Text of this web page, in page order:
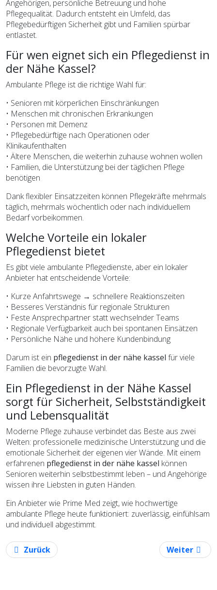
Angehörigen, persönliche Betreuung und hohe
Pflegequalität. Dadurch entsteht ein Umfeld, das
Pflegebedürftigen Sicherheit gibt und Familien spürbar
entlastet.
Für wen eignet sich ein Pflegedienst in
der Nähe Kassel?
Ambulante Pflege ist die richtige Wahl für:
• Senioren mit körperlichen Einschränkungen
• Menschen mit chronischen Erkrankungen
• Personen mit Demenz
• Pflegebedürftige nach Operationen oder
Klinikaufenthalten
• Ältere Menschen, die weiterhin zuhause wohnen wollen
• Familien, die Unterstützung bei der täglichen Pflege
benötigen
Dank flexibler Einsatzzeiten können Pflegekräfte mehrmals
täglich, mehrmals wöchentlich oder nach individuellem
Bedarf vorbeikommen.
Welche Vorteile ein lokaler
Pflegedienst bietet
Es gibt viele ambulante Pflegedienste, aber ein lokaler
Anbieter hat entscheidende Vorteile:
• Kurze Anfahrtswege → schnellere Reaktionszeiten
• Besseres Verständnis für regionale Strukturen
• Feste Ansprechpartner statt wechselnder Teams
• Regionale Verfügbarkeit auch bei spontanen Einsätzen
• Persönliche Nähe und höhere Kundenbindung
Darum ist ein pflegedienst in der nähe kassel für viele
Familien die bevorzugte Wahl.
Ein Pflegedienst in der Nähe Kassel
sorgt für Sicherheit, Selbstständigkeit
und Lebensqualität
Moderne Pflege zuhause verbindet das Beste aus zwei
Welten: professionelle medizinische Unterstützung und die
emotionale Sicherheit der eigenen vier Wände. Mit einem
erfahrenen pflegedienst in der nähe kassel können
Senioren weiterhin selbstbestimmt leben – und Angehörige
wissen ihre Liebsten in guten Händen.
Ein Anbieter wie Prime Med zeigt, wie hochwertige
ambulante Pflege heute funktioniert: zuverlässig, einfühlsam
und individuell abgestimmt.
Vorheriger Beitrag: Trennung von Narzissten –
Zurück Nächster
Weiter